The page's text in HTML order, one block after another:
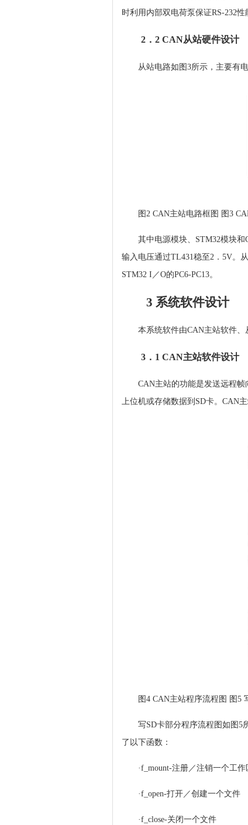
时利用内部双电荷泵保证RS-232
2．2 CAN从站硬件设计
从站电路如图3所示，主要有
图2 CAN主站电路框图 图3
其中电源模块、STM32模块
输入电压通过TL431稳至2．5V。
STM32 I／O的PC6-PC13。
3 系统软件设计
本系统软件由CAN主站软件、
3．1 CAN主站软件设计
CAN主站的功能是发送远程
上位机或存储数据到SD卡。CAN主
图4 CAN主站程序流程图 图5
写SD卡部分程序流程图如图5
了以下函数：
·f_mount-注册／注销一个工作
·f_open-打开／创建一个文件
·f_close-关闭一个文件